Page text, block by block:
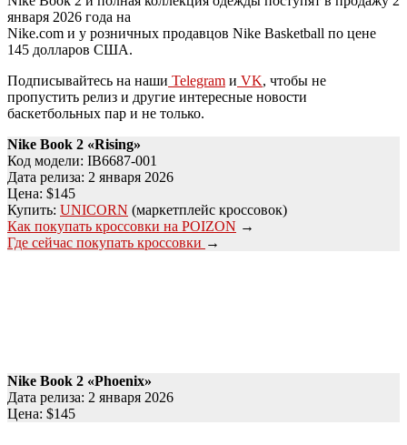
января 2026 года на
Nike.com и у розничных продавцов Nike Basketball по цене
145 долларов США.
Подписывайтесь на наши Telegram и VK, чтобы не
пропустить релиз и другие интересные новости
баскетбольных пар и не только.
Nike Book 2 «Rising»
Код модели: IB6687-001
Дата релиза: 2 января 2026
Цена: $145
Купить: UNICORN (маркетплейс кроссовок)
Как покупать кроссовки на POIZON →
Где сейчас покупать кроссовки →
Nike Book 2 «Phoenix»
Дата релиза: 2 января 2026
Цена: $145